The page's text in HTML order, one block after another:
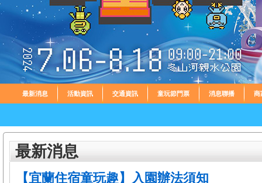
最新消息 活動資訊 交通資訊 童玩節門票 消息聯播 商
最新消息
【宜蘭住宿童玩趣】入園辦法須知